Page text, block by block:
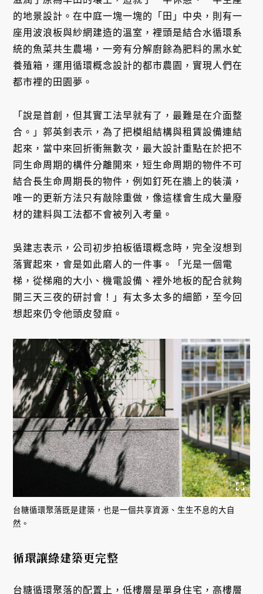
的地景設計。在中庭一塊一塊的「田」中央，則有一
座用波浪板與紗網建造的溫室，裡頭是結合水循環系
統的魚菜共生農場，一旁有分解廚餘為肥料的黑水虻
養殖箱，運用循環概念設計的都市農園，實現人們在
都市裡的田園夢。
「說是首創，但其實工法早就有了，最難是在介面整
合。」郭英釗表示，為了把模組結構與租賃設備連結
起來，當中來回折衝無數次，最大設計重點在於把不
同生命周期的構件分離開來，短生命周期的物件不可
結合長生命周期長的物件，例如釘死在牆上的裝潢，
唯一的更新方法只有敲除重做，像這樣會生成大量廢
材的建料與工法都不會被列入考量。
吳建志表示，公司初步拍板循環概念時，完全沒想到
落實起來，會是如此磨人的一件事。「光是一個電
梯，從梯廂的大小、機電設備、裡外地板的配合就夠
開三天三夜的研討會！」有太多太多的細節，至今回
想起來仍令他頭皮發麻。
台糖循環聚落既是建築，也是一個共享資源、生生不息的大自
然。
循環讓綠建築更完整
台糖循環聚落的配置上，低樓層是單身住宅，高樓層